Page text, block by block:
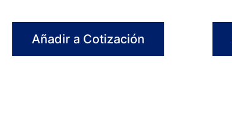
Añadir a Cotización